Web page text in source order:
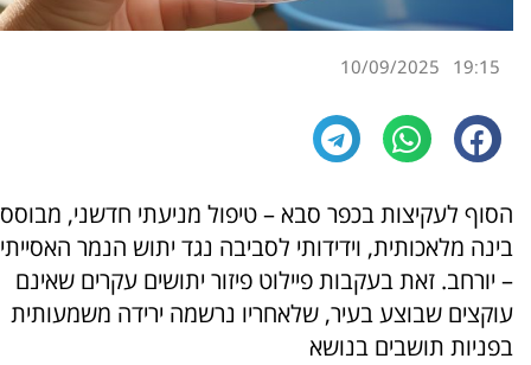
19:15
10/09/2025
הסוף לעקיצות בכפר סבא – טיפול מניעתי חדשני, מבוסס
בינה מלאכותית, וידידותי לסביבה נגד יתוש הנמר האסייתי
– יורחב. זאת בעקבות פיילוט פיזור יתושים עקרים שאינם
עוקצים שבוצע בעיר, שלאחריו נרשמה ירידה משמעותית
בפניות תושבים בנושא